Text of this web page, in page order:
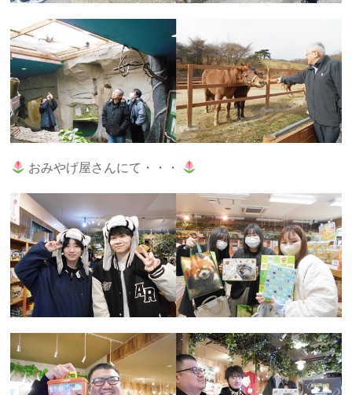
おみやげ屋さんにて・・・